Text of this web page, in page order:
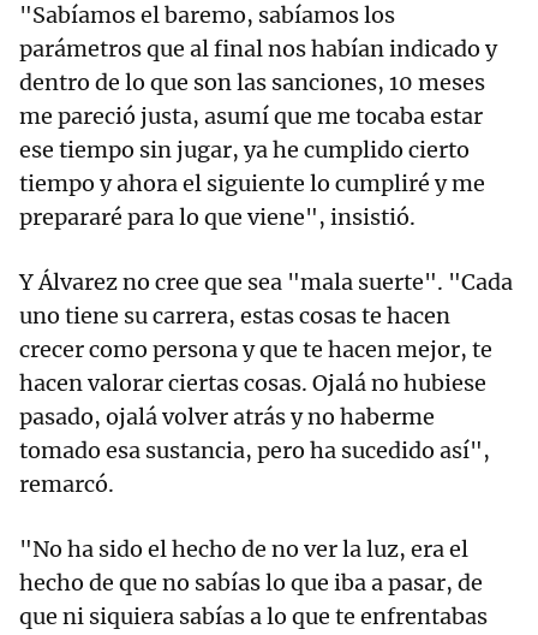
"Sabíamos el baremo, sabíamos los
parámetros que al final nos habían indicado y
dentro de lo que son las sanciones, 10 meses
me pareció justa, asumí que me tocaba estar
ese tiempo sin jugar, ya he cumplido cierto
tiempo y ahora el siguiente lo cumpliré y me
prepararé para lo que viene", insistió.
Y Álvarez no cree que sea "mala suerte". "Cada
uno tiene su carrera, estas cosas te hacen
crecer como persona y que te hacen mejor, te
hacen valorar ciertas cosas. Ojalá no hubiese
pasado, ojalá volver atrás y no haberme
tomado esa sustancia, pero ha sucedido así",
remarcó.
"No ha sido el hecho de no ver la luz, era el
hecho de que no sabías lo que iba a pasar, de
que ni siquiera sabías a lo que te enfrentabas